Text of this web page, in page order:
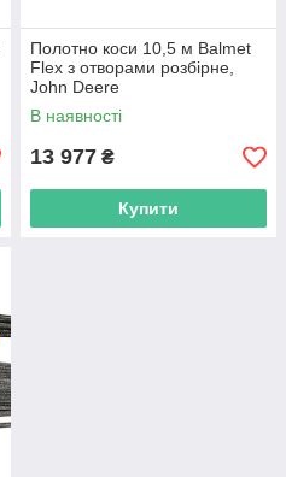
Полотно коси 10,5 м Balmet
Flex з отворами розбірне,
John Deere
В наявності
13 977 ₴
Купити